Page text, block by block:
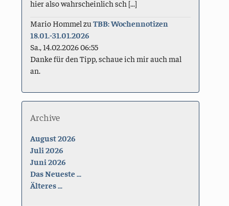
hier also wahrscheinlich sch [...]
Mario Hommel zuTBB: Wochennotizen
18.01.-31.01.2026
Sa., 14.02.2026 06:55
Danke für den Tipp, schaue ich mir auch mal
an.
Archive
August 2026
Juli 2026
Juni 2026
Das Neueste ...
Älteres ...